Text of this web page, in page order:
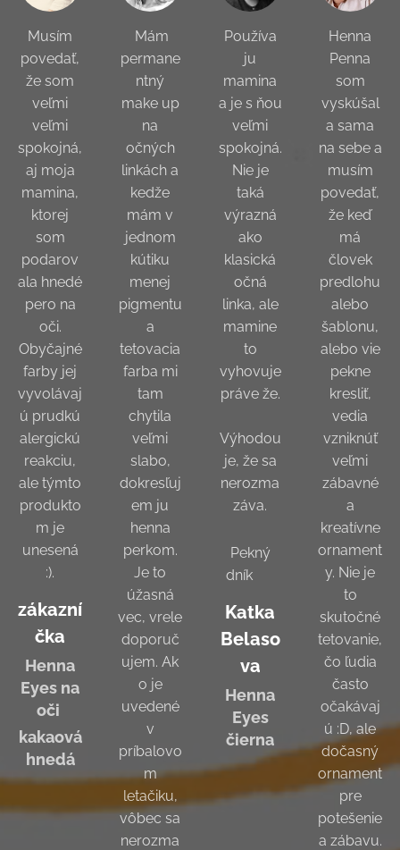
Musím
povedať,
že som
veľmi
veľmi
spokojná,
aj moja
mamina,
ktorej
som
podarov
ala hnedé
pero na
oči.
Obyčajné
farby jej
vyvolávaj
ú prudkú
alergickú
reakciu,
ale týmto
produkto
m je
unesená
:).
zákazní
čka
Henna
Eyes na
oči
kakaová
hnedá
Mám
permane
ntný
make up
na
očných
linkách a
kedže
mám v
jednom
kútiku
menej
pigmentu
a
tetovacia
farba mi
tam
chytila
veľmi
slabo,
dokresľuj
em ju
henna
perkom.
Je to
úžasná
vec, vrele
doporuč
ujem. Ak
o je
uvedené
v
príbalovo
m
letačiku,
vôbec sa
nerozma
Používa
ju
mamina
a je s ňou
veľmi
spokojná.
Nie je
taká
výrazná
ako
klasická
očná
linka, ale
mamine
to
vyhovuje
práve že.
Výhodou
je, že sa
nerozma
záva.
Pekný
dník 😊
Katka
Belaso
va
Henna
Eyes
čierna
Henna
Penna
som
vyskúšal
a sama
na sebe a
musím
povedať,
že keď
má
človek
predlohu
alebo
šablonu,
alebo vie
pekne
kresliť,
vedia
vzniknúť
veľmi
zábavné
a
kreatívne
ornament
y. Nie je
to
skutočné
tetovanie,
čo ľudia
často
očakávaj
ú :D, ale
dočasný
ornament
pre
potešenie
a zábavu.